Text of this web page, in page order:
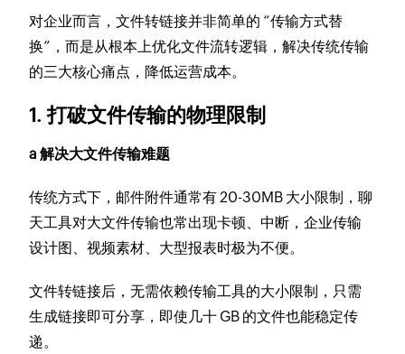
对企业而言，文件转链接并非简单的 “传输方式替
换”，而是从根本上优化文件流转逻辑，解决传统传输
的三大核心痛点，降低运营成本。
1. 打破文件传输的物理限制
a 解决大文件传输难题
传统方式下，邮件附件通常有 20-30MB 大小限制，聊
天工具对大文件传输也常出现卡顿、中断，企业传输
设计图、视频素材、大型报表时极为不便。
文件转链接后，无需依赖传输工具的大小限制，只需
生成链接即可分享，即使几十 GB 的文件也能稳定传
递。